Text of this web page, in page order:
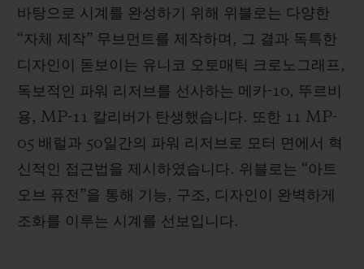
바탕으로 시계를 완성하기 위해 위블로는 다양한
“자체 제작” 무브먼트를 제작하며, 그 결과 독특한
디자인이 돋보이는 유니코 오토매틱 크로노그래프,
독보적인 파워 리저브를 선사하는 메카-10, 뚜르비
용, MP-11 칼리버가 탄생했습니다. 또한 11 MP-
05 배럴과 50일간의 파워 리저브로 모터 면에서 혁
신적인 접근법을 제시하였습니다. 위블로는 “아트
오브 퓨전”을 통해 기능, 구조, 디자인이 완벽하게
조화를 이루는 시계를 선보입니다.